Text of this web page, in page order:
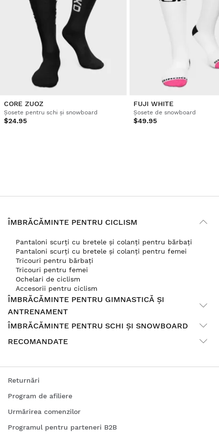
CORE ZUOZ
Șosete pentru schi și snowboard
$24.95
FUJI WHITE
Șosete de snowboard
$49.95
ÎMBRĂCĂMINTE PENTRU CICLISM
Pantaloni scurți cu bretele și colanți pentru bărbați
Pantaloni scurți cu bretele și colanți pentru femei
Tricouri pentru bărbați
Tricouri pentru femei
Ochelari de ciclism
Accesorii pentru ciclism
ÎMBRĂCĂMINTE PENTRU GIMNASTICĂ ȘI
ANTRENAMENT
ÎMBRĂCĂMINTE PENTRU SCHI ȘI SNOWBOARD
RECOMANDATE
Returnări
Program de afiliere
Urmărirea comenzilor
Programul pentru parteneri B2B